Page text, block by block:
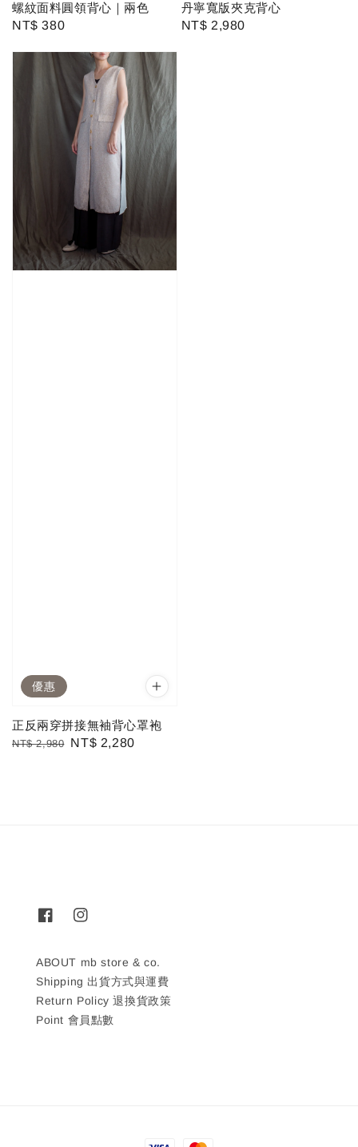
螺紋面料圓領背心｜兩色
Regular
NT$ 380
丹寧寬版夾克背心
Regular
NT$ 2,980
優惠
正反兩穿拼接無袖背心罩袍
Regular
NT$ 2,980 Sale
NT$ 2,280
ABOUT mb store & co.
Shipping 出貨方式與運費
Return Policy 退換貨政策
Point 會員點數